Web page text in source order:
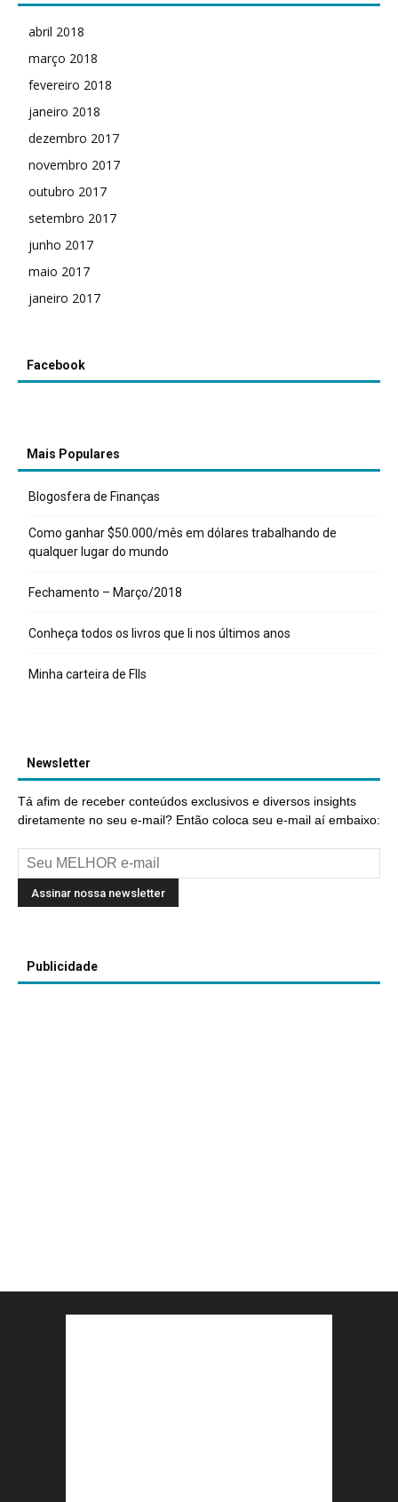
abril 2018
março 2018
fevereiro 2018
janeiro 2018
dezembro 2017
novembro 2017
outubro 2017
setembro 2017
junho 2017
maio 2017
janeiro 2017
Facebook
Mais Populares
Blogosfera de Finanças
Como ganhar $50.000/mês em dólares trabalhando de
qualquer lugar do mundo
Fechamento – Março/2018
Conheça todos os livros que li nos últimos anos
Minha carteira de FIIs
Newsletter
Tá afim de receber conteúdos exclusivos e diversos insights
diretamente no seu e-mail? Então coloca seu e-mail aí embaixo:
Publicidade